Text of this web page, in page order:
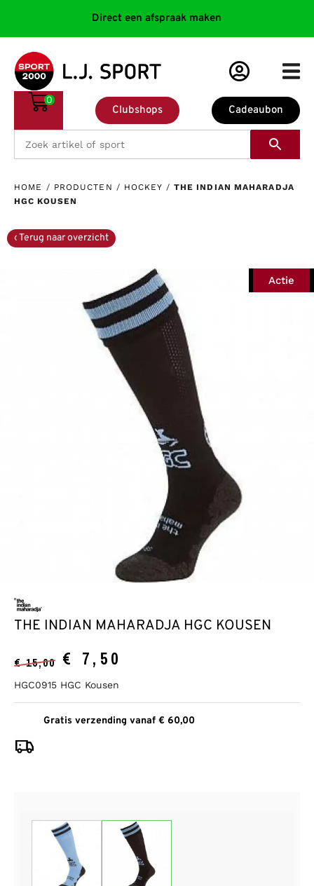
Direct een afspraak maken
Cadeaubon
Clubshops
0
HOME / PRODUCTEN / HOCKEY / THE INDIAN MAHARADJA
HGC KOUSEN
Actie
THE INDIAN MAHARADJA HGC KOUSEN
€ 7,50
€15,00
HGC0915 HGC Kousen
Gratis verzending vanaf € 60,00